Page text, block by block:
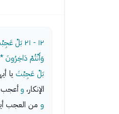
١٢ - ٢١
بَلْ
وَأَنْتُمْ دَاخِرُونَ
بَلْ عَجِبْتَ يا
الإنكار، وأعجب
ومن العجب